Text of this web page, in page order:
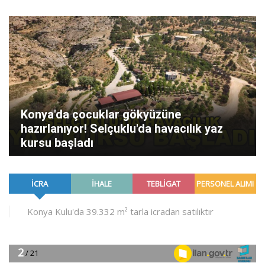
Konya'da çocuklar gökyüzüne
hazırlanıyor! Selçuklu'da havacılık yaz
kursu başladı